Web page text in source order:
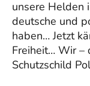
unsere Helden
deutsche und
haben… Jetzt
Freiheit… Wir –
Schutzschild